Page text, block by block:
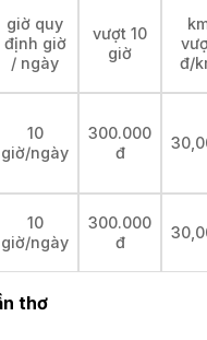
giờ quy
định giờ
/ ngày
vượt 10
giờ
đ/
10
giờ/ngày
300.000
đ
10
giờ/ngày
300.000
đ
thơ